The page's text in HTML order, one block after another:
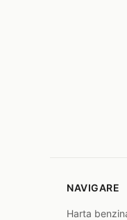
NAVIGARE
Harta